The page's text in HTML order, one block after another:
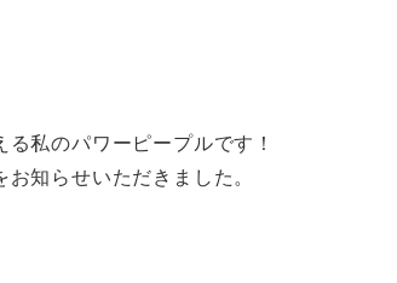
私のパワーピープルです！
知らせいただきました。